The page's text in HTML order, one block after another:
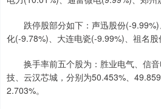
跌停股部分如下：声迅股份(-9.99%)
化(-9.78%)、大连电瓷(-9.99%)、祖名股
换手率前五个股为：胜业电气、信音
技、云汉芯城，分别为50.453%、
2.703%。